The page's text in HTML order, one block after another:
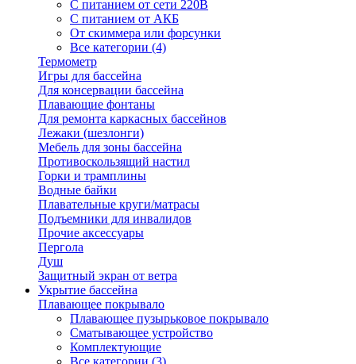
С питанием от сети 220В
С питанием от АКБ
От скиммера или форсунки
Все категории (4)
Термометр
Игры для бассейна
Для консервации бассейна
Плавающие фонтаны
Для ремонта каркасных бассейнов
Лежаки (шезлонги)
Мебель для зоны бассейна
Противоскользящий настил
Горки и трамплины
Водные байки
Плавательные круги/матрасы
Подъемники для инвалидов
Прочие аксессуары
Пергола
Душ
Защитный экран от ветра
Укрытие бассейна
Плавающее покрывало
Плавающее пузырьковое покрывало
Сматывающее устройство
Комплектующие
Все категории (3)